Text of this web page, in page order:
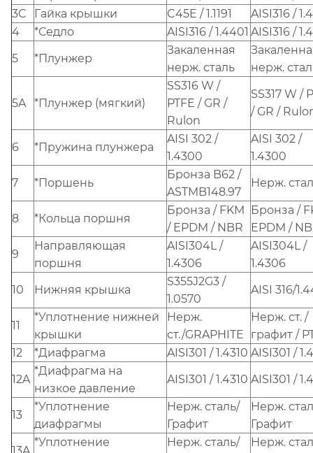
3C
Гайка крышки C45E / 1.1191
AISI316 /
4
*Седло AISI316 / 1.4401 AISI316 /
5
*Плунжер
Закаленная
нерж. сталь
нерж.
5A *Плунжер (мягкий)
SS316 W /
PTFE / GR /
Rulon
SS317 W /
/ GR /
6 *Пружина плунжера
AISI 302 /
1.4300
AISI 302 /
1.4300
7
*Поршень
Бронза B62 /
ASTMB148.97
Нерж.
8 *Кольца поршня
Бронза / FKM
/ EPDM / NBR
Бронза /
EPDM /
9
Направляющая
поршня
AISI304L /
1.4306
AISI304L /
1.4306
10
Нижняя крышка
S355J2G3 /
1.0570
AISI 316/
11
*Уплотнение нижней
крышки
Нерж.
ст./GRAPHITE
Нерж. ст. /
графит /
12
*Диафрагма AISI301 / 1.4310 AISI301 /
12A
*Диафрагма на
низкое давление
AISI301 / 1.4310 AISI301 /
13
*Уплотнение
диафрагмы
Нерж. сталь/
Графит
Нерж.
Графит
*Уплотнение
Нерж. сталь/
Нерж.